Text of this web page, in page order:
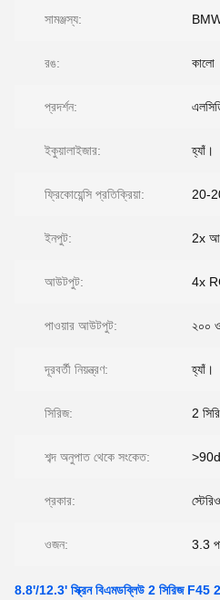
সামঞ্জস্য:
রঙ: কালো
প্রদর্শন:
ইকুয়ালাইজার: হ্যাঁ।
ফ্রিকোয়েন্সি প্রতিক্রিয়া: 20-
ইনপুট: 2x
আউটপুট: 4x
পাওয়ার আউটপুট: ২০০
দূরবর্তী নিয়ন্ত্রণ: হ্যাঁ।
সিরিজ: 2
শব্দ অনুপাত থেকে সংকেত:
প্রকার: স্টেরিও
ওজন: 3.3
8.8'/12.3' স্ক্রিন বিএমডব্লিউ 2 সিরিজ F45